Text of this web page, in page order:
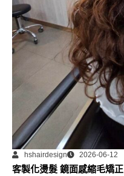
hshairdesign 2026-06-12
客製化燙髮 鏡面感縮毛矯正